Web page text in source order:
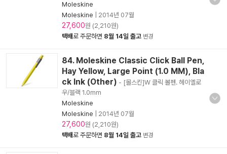
Moleskine
Moleskine
2014년 07월
27,600원 (2,210원)
택배로 주문하면 8월 14일 출고 변경
84. Moleskine Classic Click Ball Pen,
Hay Yellow, Large Point (1.0 MM), Bla
ck Ink (Other) - [몰스킨]W 클릭 볼펜. 헤이옐로
우/블랙 1.0mm
Moleskine
Moleskine
2014년 07월
27,600원 (2,210원)
택배로 주문하면 8월 14일 출고 변경